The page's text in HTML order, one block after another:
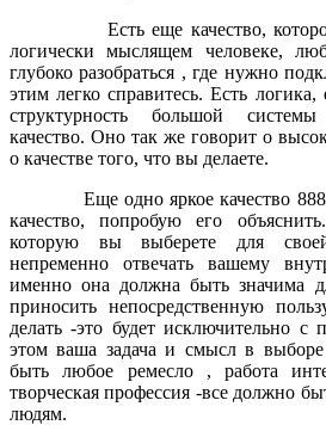
Есть еще качество, которое
логически мыслящем человеке,
глубоко разобраться , где нужно
этим легко справитесь. Есть
структурность большой
качество. Оно так же говорит о
о качестве того, что вы делаете.
Еще одно яркое качество 8888
качество, попробую его
которую вы выберете для
непременно отвечать вашему
именно она должна быть значима
приносить непосредственную
делать -это будет исключительно
этом ваша задача и смысл в
быть любое ремесло , работа
творческая профессия -все должно
людям.